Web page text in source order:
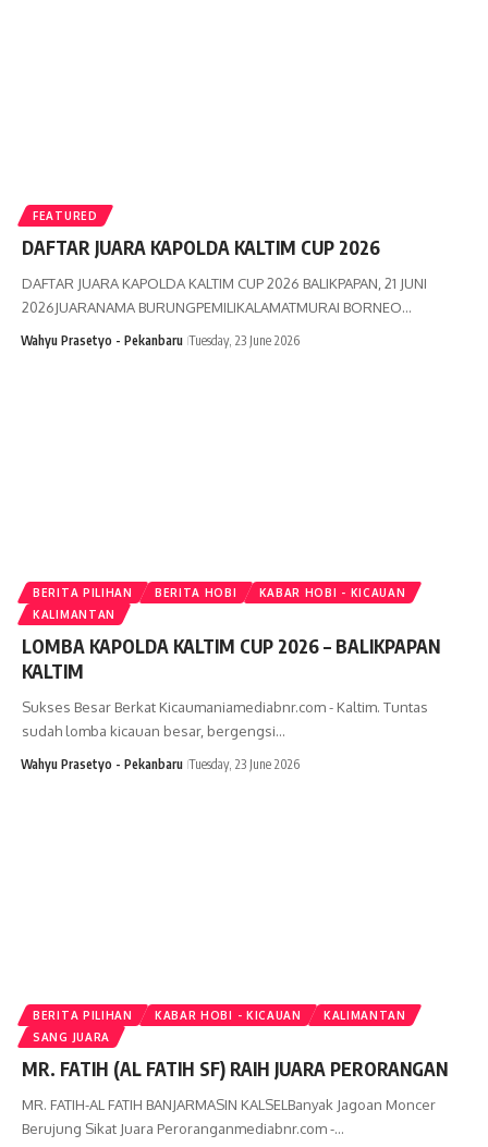
FEATURED
DAFTAR JUARA KAPOLDA KALTIM CUP 2026
DAFTAR JUARA KAPOLDA KALTIM CUP 2026 BALIKPAPAN, 21 JUNI
2026JUARANAMA BURUNGPEMILIKALAMATMURAI BORNEO…
Wahyu Prasetyo - Pekanbaru Tuesday, 23 June 2026
BERITA PILIHAN BERITA HOBI
KABAR HOBI - KICAUAN
KALIMANTAN
LOMBA KAPOLDA KALTIM CUP 2026 – BALIKPAPAN
KALTIM
Sukses Besar Berkat Kicaumaniamediabnr.com - Kaltim. Tuntas
sudah lomba kicauan besar, bergengsi…
Wahyu Prasetyo - Pekanbaru Tuesday, 23 June 2026
BERITA PILIHAN KABAR HOBI - KICAUAN
KALIMANTAN
SANG JUARA
MR. FATIH (AL FATIH SF) RAIH JUARA PERORANGAN
MR. FATIH-AL FATIH BANJARMASIN KALSELBanyak Jagoan Moncer
Berujung Sikat Juara Peroranganmediabnr.com -…